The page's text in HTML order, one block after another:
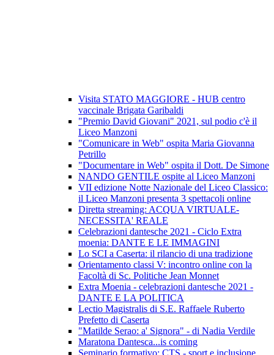
Visita STATO MAGGIORE - HUB centro
vaccinale Brigata Garibaldi
"Premio David Giovani" 2021, sul podio c'è il
Liceo Manzoni
"Comunicare in Web" ospita Maria Giovanna
Petrillo
"Documentare in Web" ospita il Dott. De Simone
NANDO GENTILE ospite al Liceo Manzoni
VII edizione Notte Nazionale del Liceo Classico:
il Liceo Manzoni presenta 3 spettacoli online
Diretta streaming: ACQUA VIRTUALE-
NECESSITA' REALE
Celebrazioni dantesche 2021 - Ciclo Extra
moenia: DANTE E LE IMMAGINI
Lo SCI a Caserta: il rilancio di una tradizione
Orientamento classi V: incontro online con la
Facoltà di Sc. Politiche Jean Monnet
Extra Moenia - celebrazioni dantesche 2021 -
DANTE E LA POLITICA
Lectio Magistralis di S.E. Raffaele Ruberto
Prefetto di Caserta
"Matilde Serao: a' Signora" - di Nadia Verdile
Maratona Dantesca...is coming